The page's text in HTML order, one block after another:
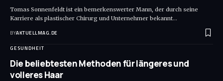
Tomas Sonnenfeldt ist ein bemerkenswerter Mann, der durch seine
Karriere als plastischer Chirurg und Unternehmer bekannt…
BYAKTUELLMAG.DE
GESUNDHEIT
Die beliebtesten Methoden für längeres und
volleres Haar